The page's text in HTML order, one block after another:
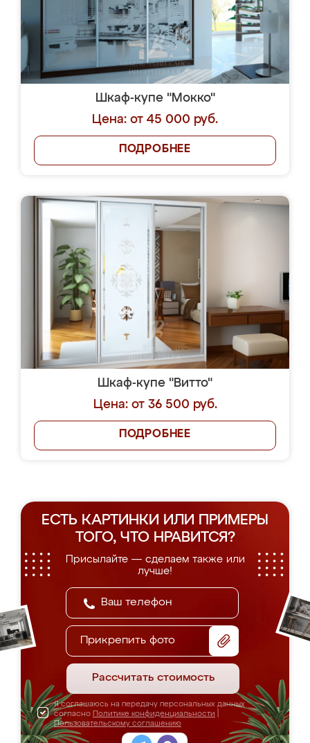
Шкаф-купе "Мокко"
Цена: от 45 000 руб.
ПОДРОБНЕЕ
Шкаф-купе "Витто"
Цена: от 36 500 руб.
ПОДРОБНЕЕ
ЕСТЬ КАРТИНКИ ИЛИ ПРИМЕРЫ
ТОГО, ЧТО НРАВИТСЯ?
Присылайте — сделаем также или
лучше!
Прикрепить фото
Рассчитать стоимость
Я соглашаюсь на передачу персональных данных
согласно Политике конфиденциальности
Пользовательскому соглашению